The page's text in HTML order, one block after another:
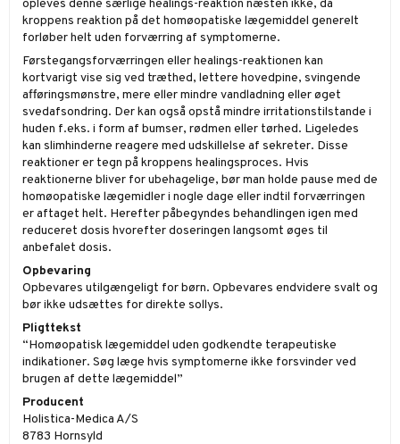
opleves denne særlige healings-reaktion næsten ikke, da
kroppens reaktion på det homøopatiske lægemiddel generelt
forløber helt uden forværring af symptomerne.
Førstegangsforværringen eller healings-reaktionen kan
kortvarigt vise sig ved træthed, lettere hovedpine, svingende
afføringsmønstre, mere eller mindre vandladning eller øget
svedafsondring. Der kan også opstå mindre irritationstilstande i
huden f.eks. i form af bumser, rødmen eller tørhed. Ligeledes
kan slimhinderne reagere med udskillelse af sekreter. Disse
reaktioner er tegn på kroppens healingsproces. Hvis
reaktionerne bliver for ubehagelige, bør man holde pause med de
homøopatiske lægemidler i nogle dage eller indtil forværringen
er aftaget helt. Herefter påbegyndes behandlingen igen med
reduceret dosis hvorefter doseringen langsomt øges til
anbefalet dosis.
Opbevaring
Opbevares utilgængeligt for børn. Opbevares endvidere svalt og
bør ikke udsættes for direkte sollys.
Pligttekst
“Homøopatisk lægemiddel uden godkendte terapeutiske
indikationer. Søg læge hvis symptomerne ikke forsvinder ved
brugen af dette lægemiddel”
Producent
Holistica-Medica A/S
8783 Hornsyld